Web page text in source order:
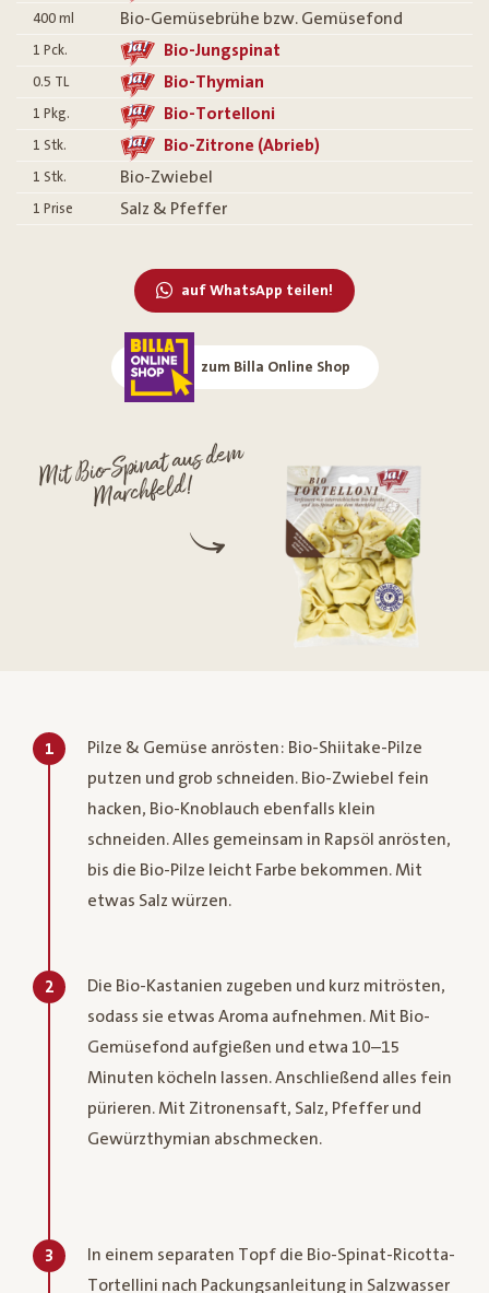
400 ml Bio-Gemüsebrühe bzw. Gemüsefond
1 Pck. Bio-Jungspinat
0.5 TL Bio-Thymian
1 Pkg. Bio-Tortelloni
1 Stk. Bio-Zitrone (Abrieb)
1 Stk. Bio-Zwiebel
1 Prise Salz & Pfeffer
auf WhatsApp teilen!
zum Billa Online Shop
Mit Bio-Spinat aus dem
Marchfeld!
1
Pilze & Gemüse anrösten: Bio-Shiitake-Pilze
putzen und grob schneiden. Bio-Zwiebel fein
hacken, Bio-Knoblauch ebenfalls klein
schneiden. Alles gemeinsam in Rapsöl anrösten,
bis die Bio-Pilze leicht Farbe bekommen. Mit
etwas Salz würzen.
2
Die Bio-Kastanien zugeben und kurz mitrösten,
sodass sie etwas Aroma aufnehmen. Mit Bio-
Gemüsefond aufgießen und etwa 10–15
Minuten köcheln lassen. Anschließend alles fein
pürieren. Mit Zitronensaft, Salz, Pfeffer und
Gewürzthymian abschmecken.
3
In einem separaten Topf die Bio-Spinat-Ricotta-
Tortellini nach Packungsanleitung in Salzwasser